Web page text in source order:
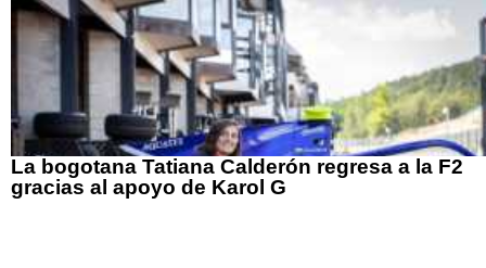
La bogotana Tatiana Calderón regresa a la F2
gracias al apoyo de Karol G